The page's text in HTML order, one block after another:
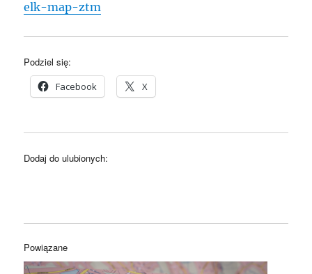
elk-map-ztm
Podziel się:
Facebook X
Dodaj do ulubionych:
Powiązane